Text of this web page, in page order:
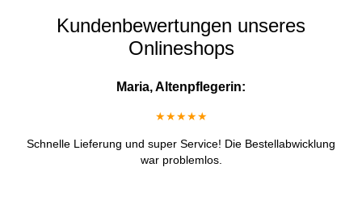
Kundenbewertungen unseres
Onlineshops
Maria, Altenpflegerin:
★★★★★
Schnelle Lieferung und super Service! Die Bestellabwicklung
war problemlos.